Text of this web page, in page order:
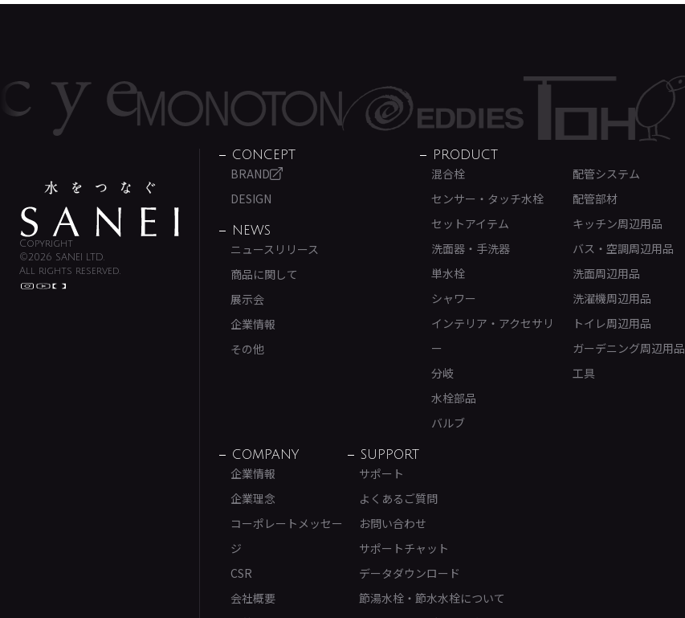
Copyright
©2026 SANEI LTD.
All rights reserved.
CONCEPT
BRAND
DESIGN
NEWS
ニュースリリース
商品に関して
展示会
企業情報
その他
PRODUCT
混合栓
センサー・タッチ水栓
セットアイテム
洗面器・手洗器
単水栓
シャワー
インテリア・アクセサリ
ー
分岐
水栓部品
バルブ
配管システム
配管部材
キッチン周辺用品
バス・空調周辺用品
洗面周辺用品
洗濯機周辺用品
トイレ周辺用品
ガーデニング周辺用品
工具
COMPANY
企業情報
企業理念
コーポレートメッセー
ジ
CSR
会社概要
SUPPORT
サポート
よくあるご質問
お問い合わせ
サポートチャット
データダウンロード
節湯水栓・節水水栓について